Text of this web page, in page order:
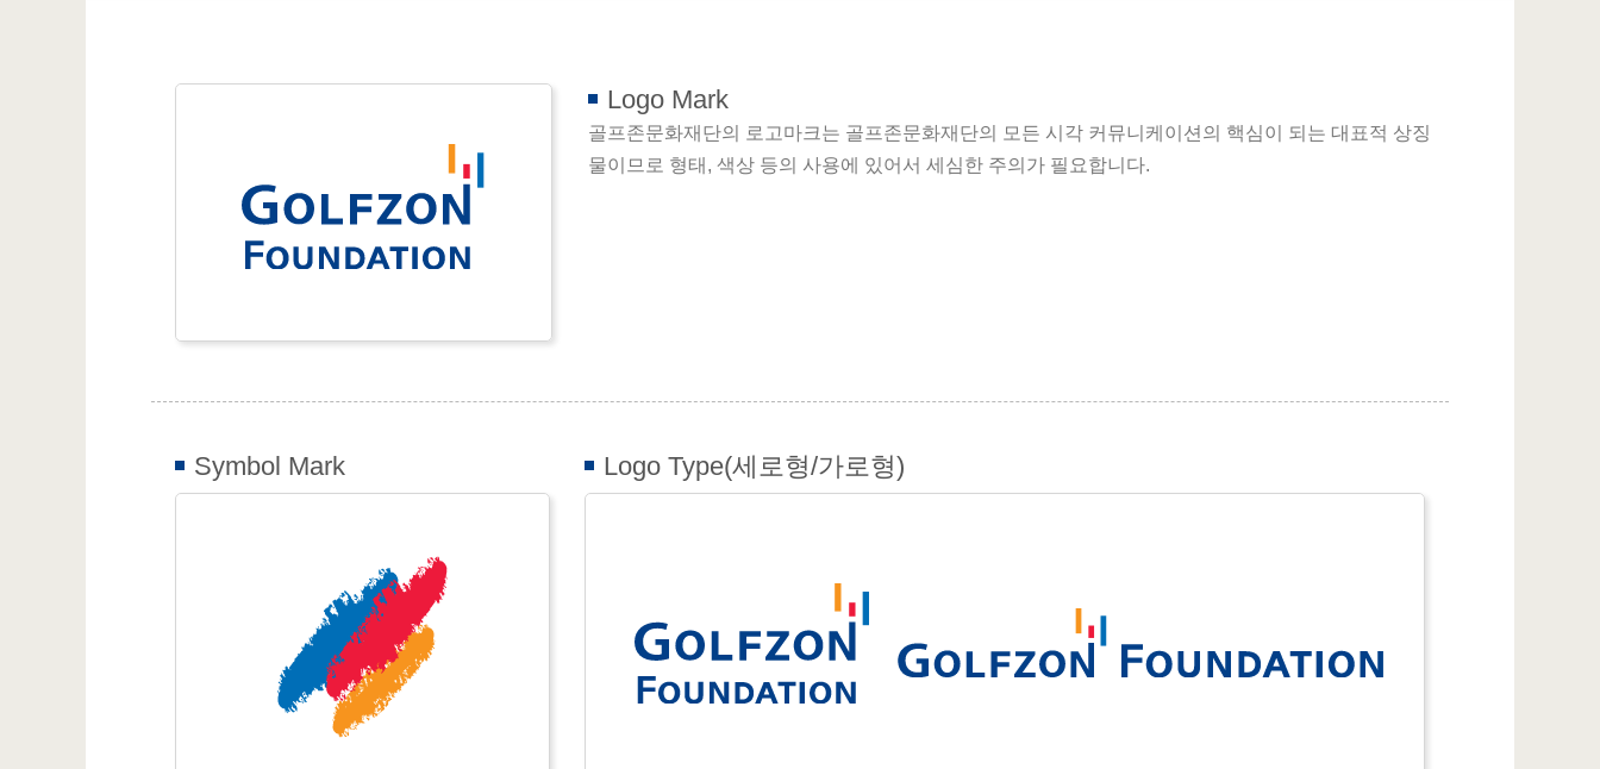
Logo Mark
골프존문화재단의 로고마크는 골프존문화재단의 모든 시각 커뮤니케이션의 핵심이 되는 대표적 상징
물이므로 형태, 색상 등의 사용에 있어서 세심한 주의가 필요합니다.
Symbol Mark Logo Type(세로형/가로형)